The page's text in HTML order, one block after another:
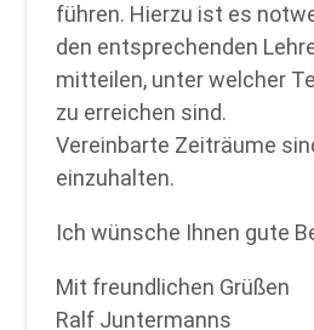
führen. Hierzu ist es
den entsprechenden
mitteilen, unter welcher
zu erreichen sind.
Vereinbarte Zeiträume
einzuhalten.
Ich wünsche Ihnen gute
Mit freundlichen Grüßen
Ralf Juntermanns